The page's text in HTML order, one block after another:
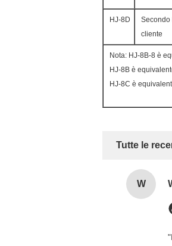
HJ-8D
Secondo
cliente
Nota: HJ-8B-8 è
HJ-8B è
HJ-8C è
Tutte le
W